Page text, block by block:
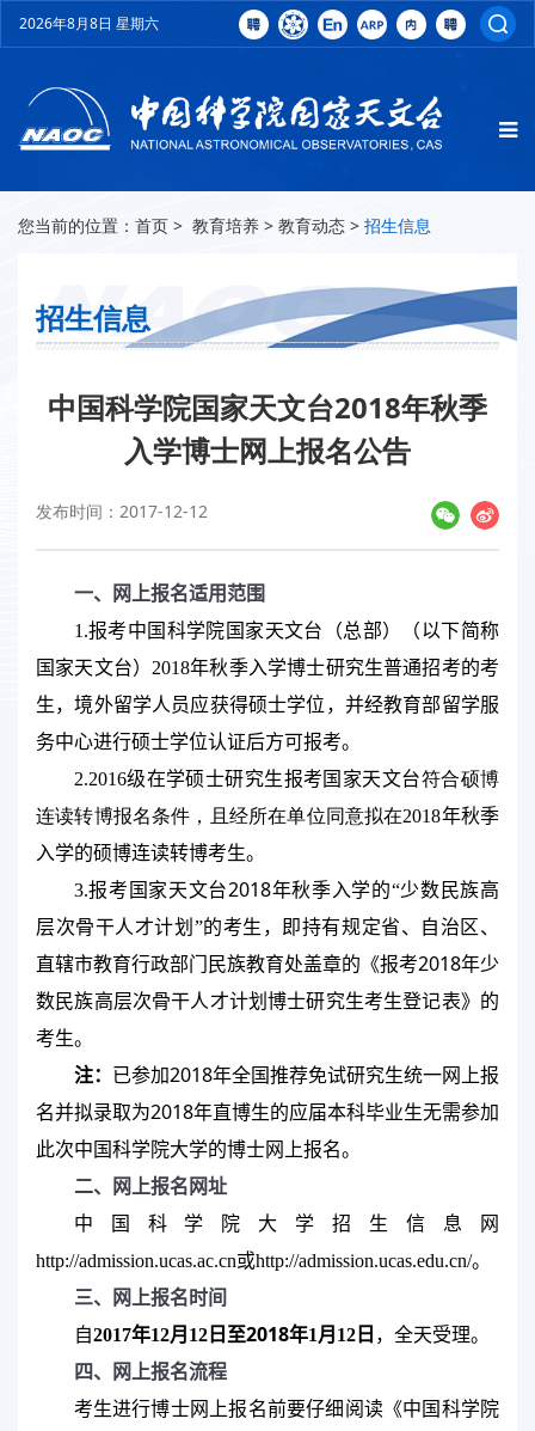
2026年8月8日 星期六
您当前的位置： 首页 > 教育培养 > 教育动态 > 招生信息
招生信息
中国科学院国家天文台2018年秋季
入学博士网上报名公告
发布时间：2017-12-12
一、网上报名适用范围
1.报考中国科学院国家天文台（总部）（以下简称
国家天文台） 2018年秋季入学博士研究生普通招考的考
生，境外留学人员应获得硕士学位，并经教育部留学服
务中心进行硕士学位认证后方可报考。
2.2016级在学硕士研究生报考国家天文台符合硕博
连读转博报名条件，且经所在单位同意拟在2018年秋季
入学的硕博连读转博考生。
3.报考 国家天文台2018年秋季入学的“少数民族高
层次骨干人才计划”的考生，即持有规定省、自治区、
直辖市教育行政部门民族教育处盖章的《报考2018年少
数民族高层次骨干人才计划博士研究生考生登记表》的
考生。
注： 已参加2018年全国推荐免试研究生统一网上报
名并拟录取为2018年直博生的应届本科毕业生无需参加
此次中国科学院大学的博士网上报名。
二、网上报名网址
中国科学院大学招生信息网
http://admission.ucas.ac.cn或http://admission.ucas.edu.cn/。
三、网上报名时间
自2017年12月 12日至2018年1 月 12日 ，全天受理。
四、网上报名流程
考生进行博士网上报名前要仔细阅读《中国科学院